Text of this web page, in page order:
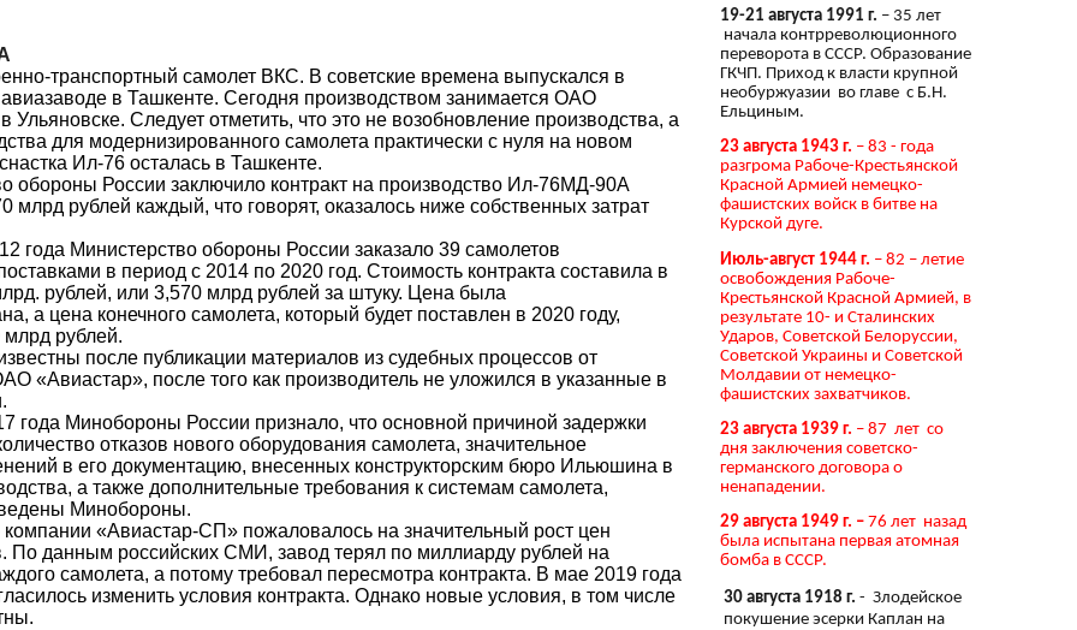
транспортный самолет ВКС. В советские времена выпускался в
авиазаводе в Ташкенте. Сегодня производством занимается ОАО
Следует отметить, что это не возобновление производства, а
для модернизированного самолета практически с нуля на новом
Ил-76 осталась в Ташкенте.
обороны России заключило контракт на производство Ил-76МД-90А
млрд рублей каждый, что говорят, оказалось ниже собственных затрат
года Министерство обороны России заказало 39 самолетов
в период с 2014 по 2020 год. Стоимость контракта составила в
рублей, или 3,570 млрд рублей за штуку. Цена была
а цена конечного самолета, который будет поставлен в 2020 году,
млрд рублей.
после публикации материалов из судебных процессов от
«Авиастар», после того как производитель не уложился в указанные в
года Минобороны России признало, что основной причиной задержки
отказов нового оборудования самолета, значительное
в его документацию, внесенных конструкторским бюро Ильюшина в
а также дополнительные требования к системам самолета,
Минобороны.
компании «Авиастар-СП» пожаловалось на значительный рост цен
По данным российских СМИ, завод терял по миллиарду рублей на
самолета, а потому требовал пересмотра контракта. В мае 2019 года
изменить условия контракта. Однако новые условия, в том числе
19-21 августа 1991 г. – 35 лет
начала контрреволюционного
переворота в СССР. Образование
ГКЧП. Приход к власти крупной
необуржуазии во главе с Б.Н.
Ельциным.
23 августа 1943 г. – 83 - года
разгрома Рабоче-Крестьянской
Красной Армией немецко-
фашистских войск в битве на
Курской дуге.
Июль-август 1944 г. – 82 – летие
освобождения Рабоче-
Крестьянской Красной Армией, в
результате 10- и Сталинских
Ударов, Советской Белоруссии,
Советской Украины и Советской
Молдавии от немецко-
фашистских захватчиков.
23 августа 1939 г. – 87 лет со
дня заключения советско-
германского договора о
ненападении.
29 августа 1949 г. – 76 лет назад
была испытана первая атомная
бомба в СССР.
30 августа 1918 г. - Злодейское
покушение эсерки Каплан на